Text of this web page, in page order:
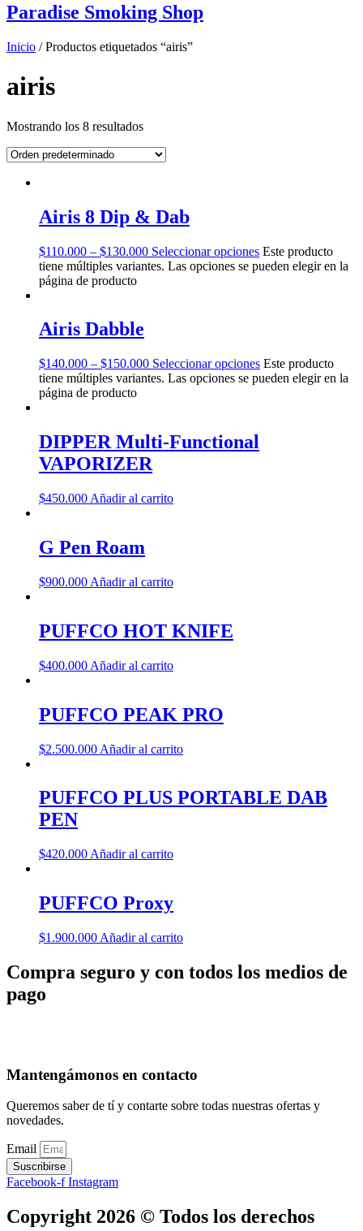
Paradise Smoking Shop
Inicio / Productos etiquetados “airis”
airis
Mostrando los 8 resultados
Airis 8 Dip & Dab
$110.000 – $130.000 Seleccionar opciones Este producto
tiene múltiples variantes. Las opciones se pueden elegir en la
página de producto
Airis Dabble
$140.000 – $150.000 Seleccionar opciones Este producto
tiene múltiples variantes. Las opciones se pueden elegir en la
página de producto
DIPPER Multi-Functional
VAPORIZER
$450.000 Añadir al carrito
G Pen Roam
$900.000 Añadir al carrito
PUFFCO HOT KNIFE
$400.000 Añadir al carrito
PUFFCO PEAK PRO
$2.500.000 Añadir al carrito
PUFFCO PLUS PORTABLE DAB
PEN
$420.000 Añadir al carrito
PUFFCO Proxy
$1.900.000 Añadir al carrito
Compra seguro y con todos los medios de
pago
Mantengámonos en contacto
Queremos saber de tí y contarte sobre todas nuestras ofertas y
novedades.
Email
Suscribirse
Facebook-f Instagram
Copyright 2026 © Todos los derechos